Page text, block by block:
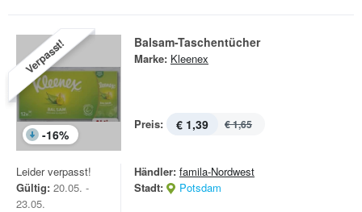
Verpasst!
-16%
Balsam-Taschentücher
Marke: Kleenex
Preis: € 1,39 € 1,65
Leider verpasst!
Gültig: 20.05. -
23.05.
Händler: famila-Nordwest
Stadt:
Potsdam